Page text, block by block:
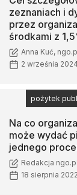
zeznaniach i
przez
środkami z
Anna Kuć,
2 września 2024
Na co
może wydać
jednego
Redakcja ngo.pl
18 sierpnia 2022
pożytek